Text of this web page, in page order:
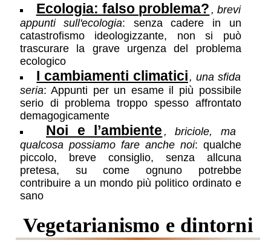
Ecologia: falso problema? , brevi
appunti sull'ecologia: senza cadere in un
catastrofismo ideologizzante, non si può
trascurare la grave urgenza del problema
ecologico
I cambiamenti climatici , una sfida
seria: Appunti per un esame il più possibile
serio di problema troppo spesso affrontato
demagogicamente
Noi e l’ambiente , briciole, ma
qualcosa possiamo fare anche noi: qualche
piccolo, breve consiglio, senza allcuna
pretesa, su come ognuno potrebbe
contribuire a un mondo più politico ordinato e
sano
vegetarianismo e dintorni